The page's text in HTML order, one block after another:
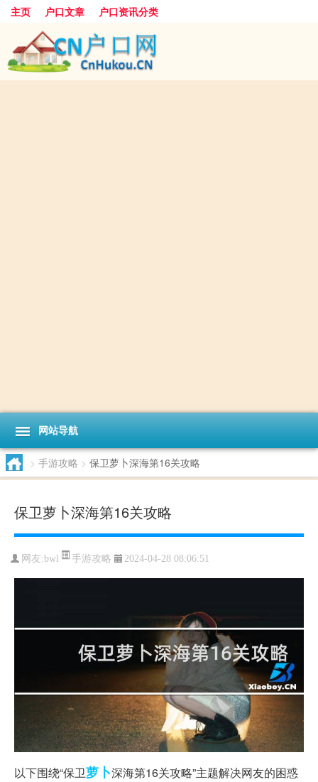
主页 户口文章 户口资讯分类
网站导航
> 手游攻略 > 保卫萝卜深海第16关攻略
保卫萝卜深海第16关攻略
网友:bwl 手游攻略 2024-04-28 08:06:51
以下围绕“保卫萝卜深海第16关攻略”主题解决网友的困惑